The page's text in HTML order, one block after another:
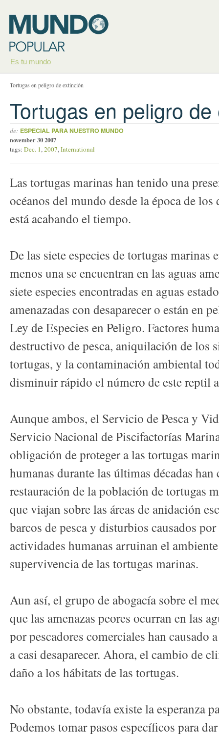
Es tu mundo
Tortugas en peligro de extinción
Tortugas en peligro
de: ESPECIAL PARA NUESTRO MUNDO
november 30 2007
tags: Dec. 1,2007,International
Las tortugas marinas han tenido una
océanos del mundo desde la época de
está acabando el tiempo.
De las siete especies de tortugas marinas
menos una se encuentran en las aguas
siete especies encontradas en aguas
amenazadas con desaparecer o están en
Ley de Especies en Peligro. Factores
destructivo de pesca, aniquilación de los
tortugas, y la contaminación ambiental
disminuir rápido el número de este reptil
Aunque ambos, el Servicio de Pesca y
Servicio Nacional de Piscifactorías
obligación de proteger a las tortugas
humanas durante las últimas décadas
restauración de la población de tortugas
que viajan sobre las áreas de anidación
barcos de pesca y disturbios causados
actividades humanas arruinan el
supervivencia de las tortugas marinas.
Aun así, el grupo de abogacía sobre el
que las amenazas peores ocurran en las
por pescadores comerciales han causado
a casi desaparecer. Ahora, el cambio de
daño a los hábitats de las tortugas.
No obstante, todavía existe la esperanza
Podemos tomar pasos específicos para